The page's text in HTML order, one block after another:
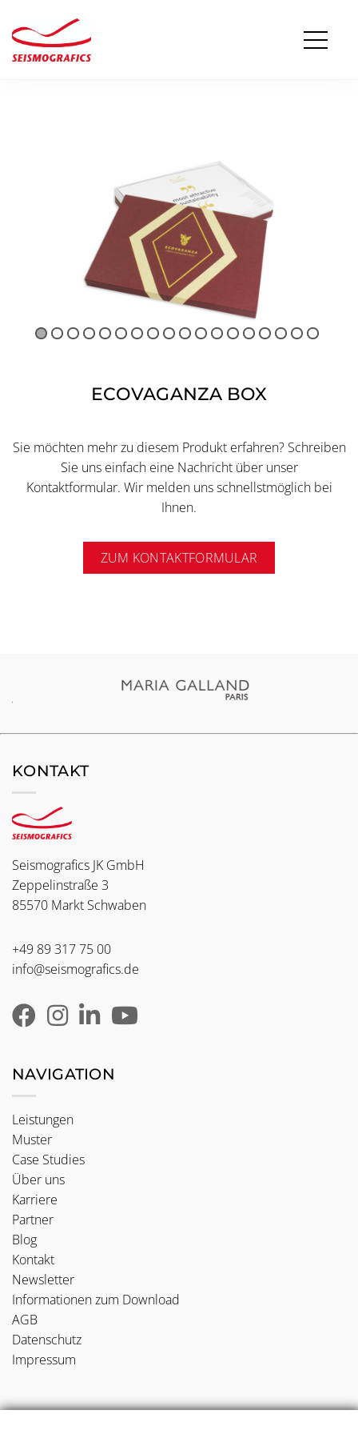
ECOVAGANZA BOX
Sie möchten mehr zu diesem Produkt erfahren? Schreiben
Sie uns einfach eine Nachricht über unser
Kontaktformular. Wir melden uns schnellstmöglich bei
Ihnen.
ZUM KONTAKTFORMULAR
KONTAKT
Seismografics JK GmbH
Zeppelinstraße 3
85570 Markt Schwaben
+49 89 317 75 00
info@seismografics.de
NAVIGATION
Leistungen
Muster
Case Studies
Über uns
Karriere
Partner
Blog
Kontakt
Newsletter
Informationen zum Download
AGB
Datenschutz
Impressum